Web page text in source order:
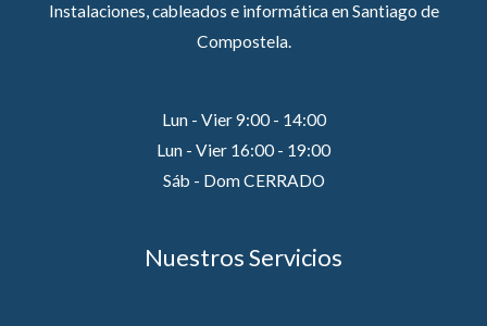
Instalaciones, cableados e informática en Santiago de
Compostela.
Lun - Vier 9:00 - 14:00
Lun - Vier 16:00 - 19:00
Sáb - Dom CERRADO
Nuestros Servicios